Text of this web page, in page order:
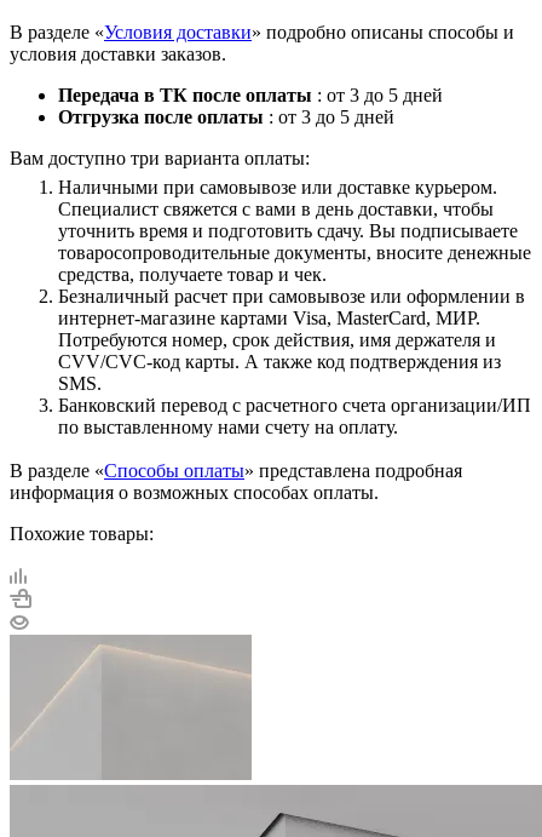
В разделе «Условия доставки» подробно описаны способы и
условия доставки заказов.
Передача в ТК после оплаты : от 3 до 5 дней
Отгрузка после оплаты : от 3 до 5 дней
Вам доступно три варианта оплаты:
Наличными при самовывозе или доставке курьером.
Специалист свяжется с вами в день доставки, чтобы
уточнить время и подготовить сдачу. Вы подписываете
товаросопроводительные документы, вносите денежные
средства, получаете товар и чек.
Безналичный расчет при самовывозе или оформлении в
интернет-магазине картами Visa, MasterCard, МИР.
Потребуются номер, срок действия, имя держателя и
CVV/CVC-код карты. А также код подтверждения из
SMS.
Банковский перевод с расчетного счета организации/ИП
по выставленному нами счету на оплату.
В разделе «Способы оплаты» представлена подробная
информация о возможных способах оплаты.
Похожие товары: